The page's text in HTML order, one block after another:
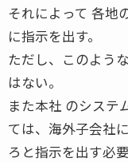
それによって 各地
に指示を出す。
ただし、このよう
はない。
また本社 のシステ
ては、海外子会社
ろと指示を出す必